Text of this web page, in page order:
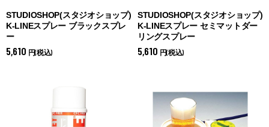
STUDIOSHOP(スタジオショップ)
K-LINEスプレー ブラックスプレ
ー
5,610 円(税込)
STUDIOSHOP(スタジオショップ)
K-LINEスプレー セミマットダー
リングスプレー
5,610 円(税込)